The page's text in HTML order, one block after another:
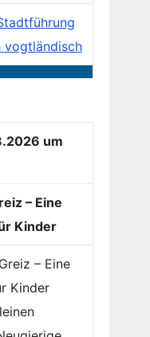
vogtländisch
um
– Eine
Kinder